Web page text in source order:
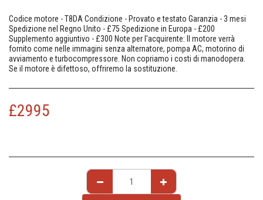
Codice motore - T8DA Condizione - Provato e testato Garanzia - 3 mesi
Spedizione nel Regno Unito - £75 Spedizione in Europa - £200
Supplemento aggiuntivo - £300 Note per l'acquirente: Il motore verrà
fornito come nelle immagini senza alternatore, pompa AC, motorino di
avviamento e turbocompressore. Non copriamo i costi di manodopera.
Se il motore è difettoso, offriremo la sostituzione.
£2995